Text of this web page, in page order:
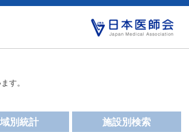
す。
施設別検索
別統計